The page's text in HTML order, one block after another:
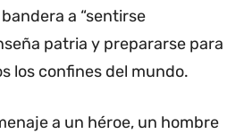
a “sentirse
patria y prepararse para
los confines del mundo.
a un héroe, un hombre